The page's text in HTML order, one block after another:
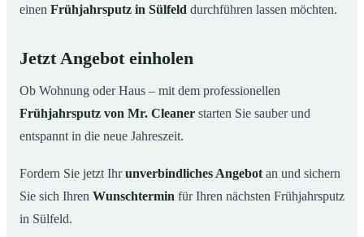
einen Frühjahrsputz in Sülfeld durchführen lassen möchten.
Jetzt Angebot einholen
Ob Wohnung oder Haus – mit dem professionellen
Frühjahrsputz von Mr. Cleaner starten Sie sauber und
entspannt in die neue Jahreszeit.
Fordern Sie jetzt Ihrunverbindliches Angebot an und sichern
Sie sich Ihren Wunschtermin für Ihren nächsten Frühjahrsputz
in Sülfeld.